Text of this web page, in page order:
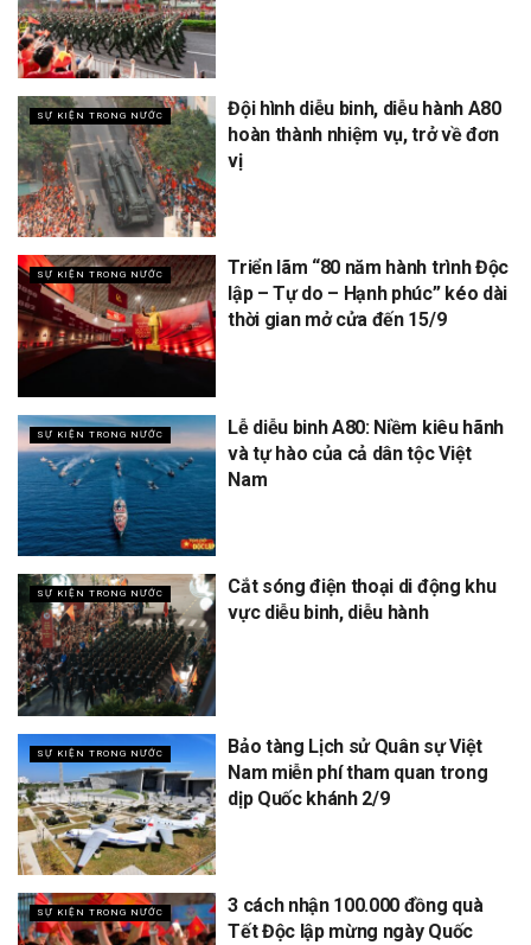
SỰ KIỆN TRONG NƯỚC
Đội hình diễu binh, diễu hành A80
hoàn thành nhiệm vụ, trở về đơn
vị
SỰ KIỆN TRONG NƯỚC
Triển lãm “80 năm hành trình Độc
lập – Tự do – Hạnh phúc” kéo dài
thời gian mở cửa đến 15/9
SỰ KIỆN TRONG NƯỚC
Lễ diễu binh A80: Niềm kiêu hãnh
và tự hào của cả dân tộc Việt
Nam
SỰ KIỆN TRONG NƯỚC
Cắt sóng điện thoại di động khu
vực diễu binh, diễu hành
SỰ KIỆN TRONG NƯỚC
Bảo tàng Lịch sử Quân sự Việt
Nam miễn phí tham quan trong
dịp Quốc khánh 2/9
SỰ KIỆN TRONG NƯỚC
3 cách nhận 100.000 đồng quà
Tết Độc lập mừng ngày Quốc